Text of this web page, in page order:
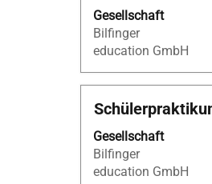
Gesellschaft
Bilfinger
education GmbH
die
Leertaste,
um
die
Stelleninformationen
vollständig
Stellenbezeichnung
Gesellschaft
Bilfinger
education GmbH
Drücken
die
Leertaste,
um